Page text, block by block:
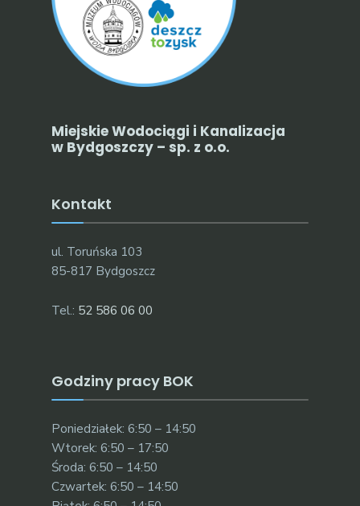
Miejskie Wodociągi i Kanalizacja
w Bydgoszczy – sp. z o.o.
Kontakt
ul. Toruńska 103
85-817 Bydgoszcz
Tel.: 52 586 06 00
Godziny pracy BOK
Poniedziałek: 6:50 – 14:50
Wtorek: 6:50 – 17:50
Środa: 6:50 – 14:50
Czwartek: 6:50 – 14:50